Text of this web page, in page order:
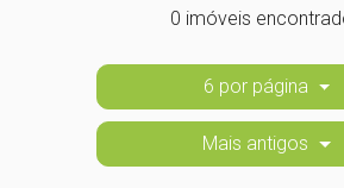
0 imóveis
6 por página
Mais antigos